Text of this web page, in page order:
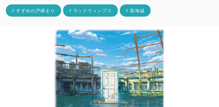
# すずめの戸締まり # ラッドウィンプス # 新海誠